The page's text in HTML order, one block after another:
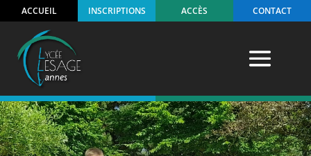
ACCUEIL INSCRIPTIONS ACCÈS CONTACT